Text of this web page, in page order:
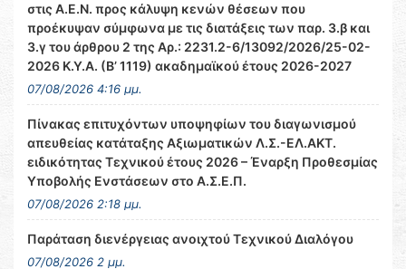
στις Α.Ε.Ν. προς κάλυψη κενών θέσεων που
προέκυψαν σύμφωνα με τις διατάξεις των παρ. 3.β και
3.γ του άρθρου 2 της Αρ.: 2231.2-6/13092/2026/25-02-
2026 Κ.Υ.Α. (Β’ 1119) ακαδημαϊκού έτους 2026-2027
07/08/2026 4:16 μμ.
Πίνακας επιτυχόντων υποψηφίων του διαγωνισμού
απευθείας κατάταξης Αξιωματικών Λ.Σ.-ΕΛ.ΑΚΤ.
ειδικότητας Τεχνικού έτους 2026 – Έναρξη Προθεσμίας
Υποβολής Ενστάσεων στο Α.Σ.Ε.Π.
07/08/2026 2:18 μμ.
Παράταση διενέργειας ανοιχτού Τεχνικού Διαλόγου
07/08/2026 2 μμ.